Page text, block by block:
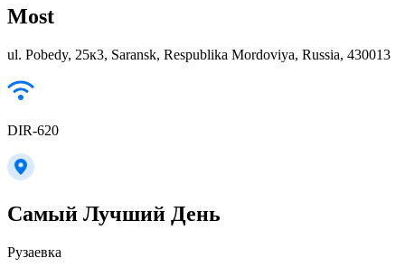
Most
ul. Pobedy, 25к3, Saransk, Respublika Mordoviya, Russia, 430013
DIR-620
Самый Лучший День
Рузаевка